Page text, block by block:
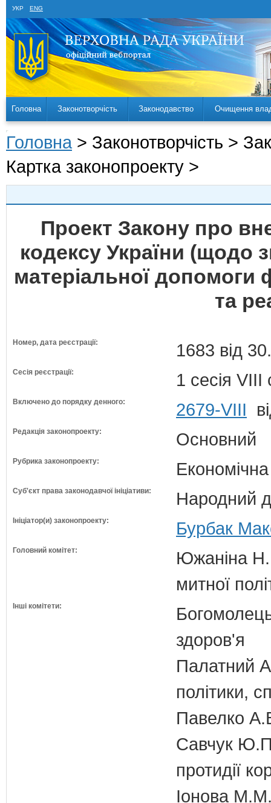
УКР ENG
Головна Законотворчість Законодавство Очищення
Головна > Законотворчість >
Картка законопроекту >
Проект Закону про
кодексу України (щодо
матеріальної допомоги
та
Номер, дата реєстрації: 1683 від
Сесія реєстрації: 1 сесія VIII
Включено до порядку денного: 2679-VIII
Редакція законопроекту: Основний
Рубрика законопроекту:
Суб'єкт права законодавчої ініціативи: Народний
Ініціатор(и) законопроекту: Бурбак
Головний комітет:
Южаніна
митної
Інші комітети:
здоров'я
Палатний
політики,
Павелко
Савчук Ю.П.
протидії
Іонова М.М.